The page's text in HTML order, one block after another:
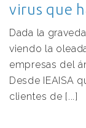
virus que
Dada la
viendo la
empresas del
Desde IEAISA
clientes de [...]